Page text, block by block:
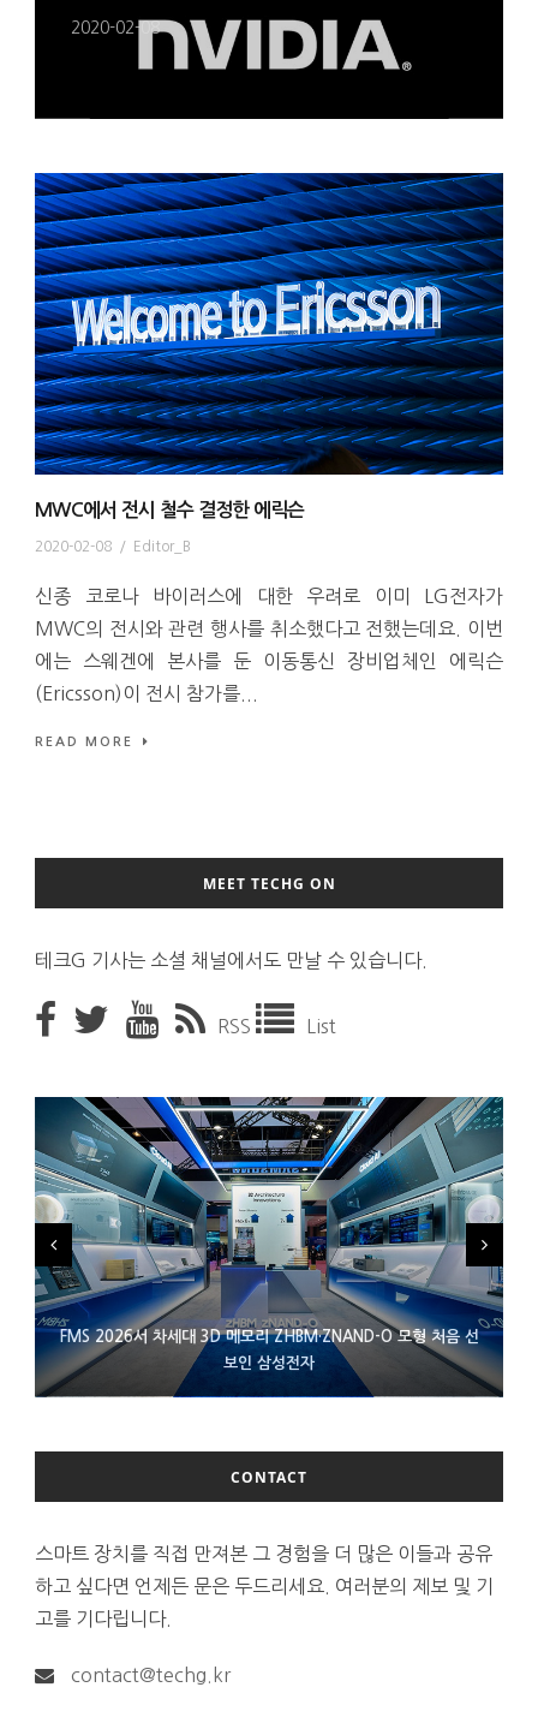
2020-02-08
MWC에서 전시 철수 결정한 에릭슨
2020-02-08 / Editor_B
신종 코로나 바이러스에 대한 우려로 이미 LG전자가
MWC의 전시와 관련 행사를 취소했다고 전했는데요. 이번
에는 스웨겐에 본사를 둔 이동통신 장비업체인 에릭슨
(Ericsson)이 전시 참가를...
READ MORE
MEET TECHG ON
테크G 기사는 소셜 채널에서도 만날 수 있습니다.
RSS List
FMS 2026서 차세대 3D 메모리 ZHBM·ZNAND-O 모형 처음 선
보인 삼성전자
에이수스 구글북 ‘CX9406’ 제품 이미지 유출
XBOX 25주년 맞아 무료 선물 나누는 마이크로소프트
CONTACT
스마트 장치를 직접 만져본 그 경험을 더 많은 이들과 공유
하고 싶다면 언제든 문은 두드리세요. 여러분의 제보 및 기
고를 기다립니다.
contact@techg.kr